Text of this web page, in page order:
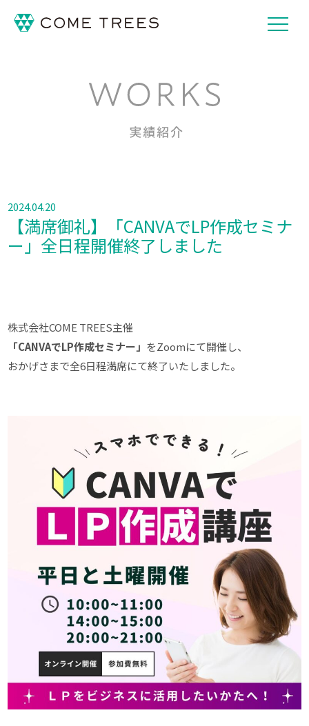
2024.04.20
【満席御礼】「CANVAでLP作成セミナ
ー」全日程開催終了しました
株式会社COME TREES主催
「CANVAでLP作成セミナー」 をZoomにて開催し、
おかげさまで全6日程満席にて終了いたしました。